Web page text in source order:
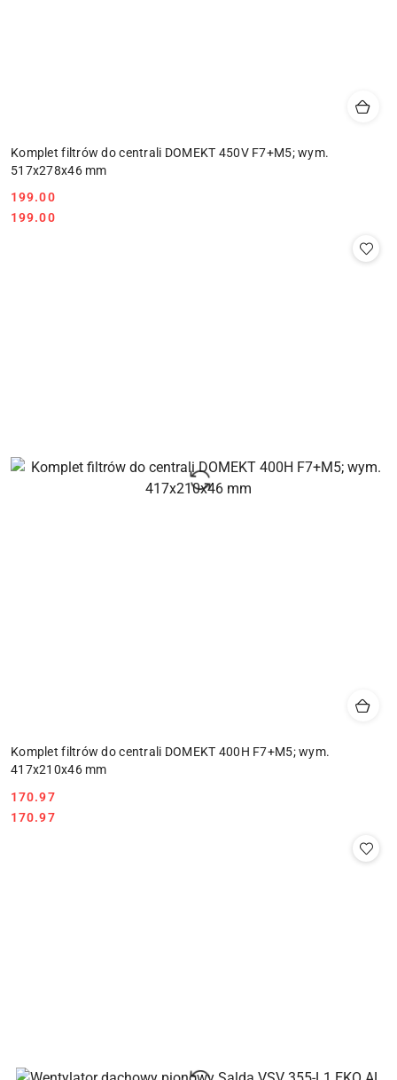
Komplet filtrów do centrali DOMEKT 450V F7+M5; wym.
517x278x46 mm
Cena:
199.00
Cena:
199.00
Komplet filtrów do centrali DOMEKT 400H F7+M5; wym.
417x210x46 mm
Cena:
170.97
Cena:
170.97